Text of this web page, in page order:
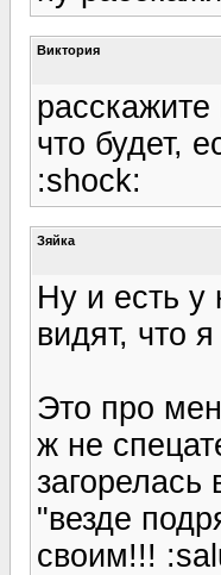
Виктория
что будет,
:shock:
Зяйка
Ну и есть у
видят, что
Это про
ж не
"везде
своим!!!